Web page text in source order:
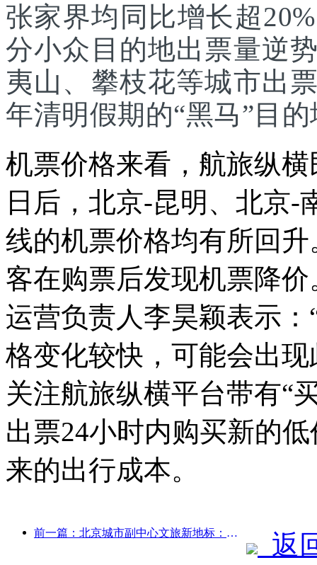
张家界均同比增长超
分小众目的地出票量逆
夷山、攀枝花等城市出
年清明假期的“黑马”目
机票价格来看，航旅纵
日后，北京-昆明、北京-
线的机票价格均有所回
客在购票后发现机票降
运营负责人李昊颖表示
格变化较快，可能会出
关注航旅纵横平台带有“
出票24小时内购买新的
来的出行成本。
前一篇：北京城市副中心文旅新地标：顶点公园将于今年正式亮相
返